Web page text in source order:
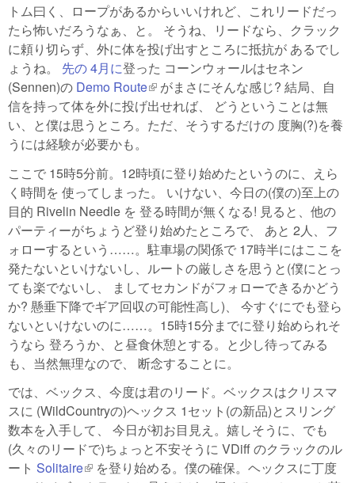
トム曰く、ロープがあるからいいけれど、これリードだっ
たら怖いだろうなぁ、と。 そうね、リードなら、クラック
に頼り切らず、外に体を投げ出すところに抵抗が あるでし
ょうね。 先の 4月に登った コーンウォールはセネン
(Sennen)の Demo Route(link is external)
がまさにそんな感じ? 結局、自
信を持って体を外に投げ出せれば、 どうということは無
い、と僕は思うところ。ただ、そうするだけの 度胸(?)を養
うには経験が必要かも。
ここで 15時5分前。12時頃に登り始めたというのに、えら
く時間を 使ってしまった。 いけない、今日の(僕の)至上の
目的 Rivelin Needle を 登る時間が無くなる! 見ると、他の
パーティーがちょうど登り始めたところで、 あと 2人、フ
ォローするという……。駐車場の関係で 17時半にはここを
発たないといけないし、ルートの厳しさを思うと(僕にとっ
ても楽でないし、 ましてセカンドがフォローできるかどう
か? 懸垂下降でギア回収の可能性高し)、 今すぐにでも登ら
ないといけないのに……。15時15分までに登り始められそ
うなら 登ろうか、と昼食休憩とする。と少し待ってみる
も、当然無理なので、 断念することに。
では、ベックス、今度は君のリード。ベックスはクリスマ
スに (WildCountryの)ヘックス 1セット(の新品)とスリング
数本を入手して、 今日が初お目見え。嬉しそうに、でも
(久々のリードで)ちょっと不安そうに VDiff のクラックのル
ート Solitaire(link is external)
を登り始める。僕の確保。ヘックスに丁度